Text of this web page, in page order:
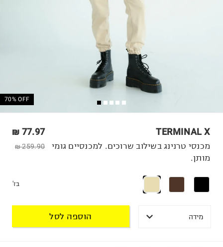
70% OFF
TERMINAL X
77.97 ₪
259.90 ₪
מכנסי טרנינג בשילוב שרוכים. למכנסיים גומי
מותן.
בז'
מידה הוספה לסל